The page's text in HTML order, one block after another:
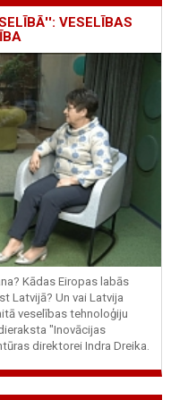
VESELĪBAS
Kādas Eiropas labās
Latvijā? Un vai Latvija
veselības tehnoloģiju
"Inovācijas
direktorei Indra Dreika.